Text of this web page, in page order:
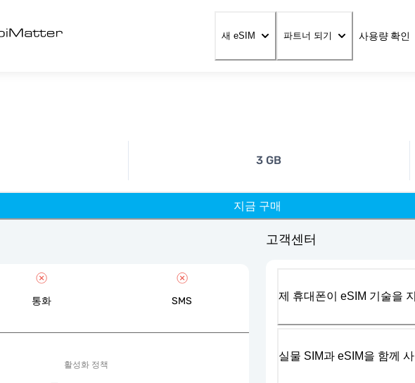
새 eSIM 파트너 되기 사용량 확인
3 GB
지금 구매
통화 SMS
활성화 정책
고객센터
제 휴대폰이 eSIM 기술을
실물 SIM과 eSIM을 함께